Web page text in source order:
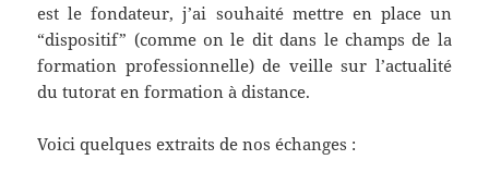
est le fondateur, j’ai souhaité mettre en place un
“dispositif” (comme on le dit dans le champs de la
formation professionnelle) de veille sur l’actualité
du tutorat en formation à distance.
Voici quelques extraits de nos échanges :